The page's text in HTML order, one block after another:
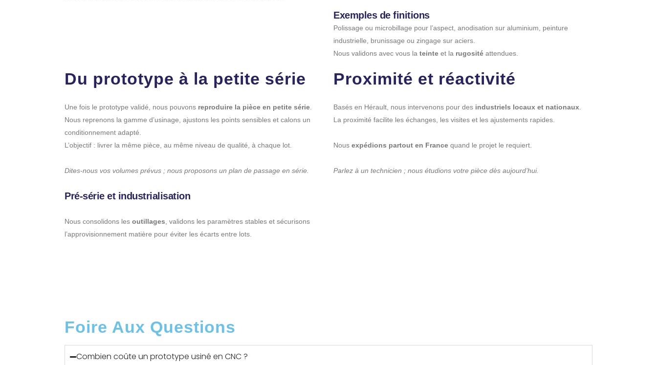
Exemples de finitions
Polissage ou microbillage pour l’aspect, anodisation sur aluminium, peinture
industrielle, brunissage ou zingage sur aciers.
Nous validons avec vous la teinte et la rugosité attendues.
Du prototype à la petite série
Une fois le prototype validé, nous pouvons reproduire la pièce en petite série
Nous reprenons la gamme d’usinage, ajustons les points sensibles et calons un
conditionnement adapté.
L’objectif : livrer la même pièce, au même niveau de qualité, à chaque lot.
Dites-nous vos volumes prévus ; nous proposons un plan de passage en série.
Pré-série et industrialisation
Nous consolidons les outillages , validons les paramètres stables et sécurisons
l’approvisionnement matière pour éviter les écarts entre lots.
Proximité et réactivité
Basés en Hérault, nous intervenons pour des industriels locaux et nationaux
La proximité facilite les échanges, les visites et les ajustements rapides.
Nous expédions partout en France quand le projet le requiert.
Parlez à un technicien ; nous étudions votre pièce dès aujourd’hui.
Foire Aux Questions
Combien coûte un prototype usiné en CNC ?